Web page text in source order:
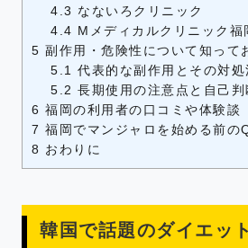
4.3 なないろクリニック
4.4 Mメディカルクリニック福
5 副作用・危険性について知って
5.1 代表的な副作用とその対処
5.2 長期使用の注意点と自己判
6 福岡の利用者の口コミや体験談
7 福岡でマンジャロを始める前の
8 おわりに
韓国で話題のダイエッ